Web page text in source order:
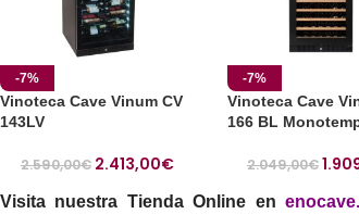
-7%
Vinoteca Cave Vinum CV
143LV
2.590,00€ 2.413,00€
-7%
Vinoteca Cave
166 BL
2.049,00€
Visita nuestra Tienda Online en